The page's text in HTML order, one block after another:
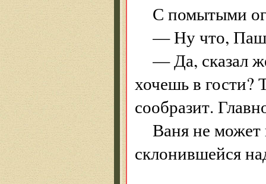
С помытыми
— Ну что,
— Да, сказал
хочешь в гости?
сообразит.
Ваня не может
склонившейся